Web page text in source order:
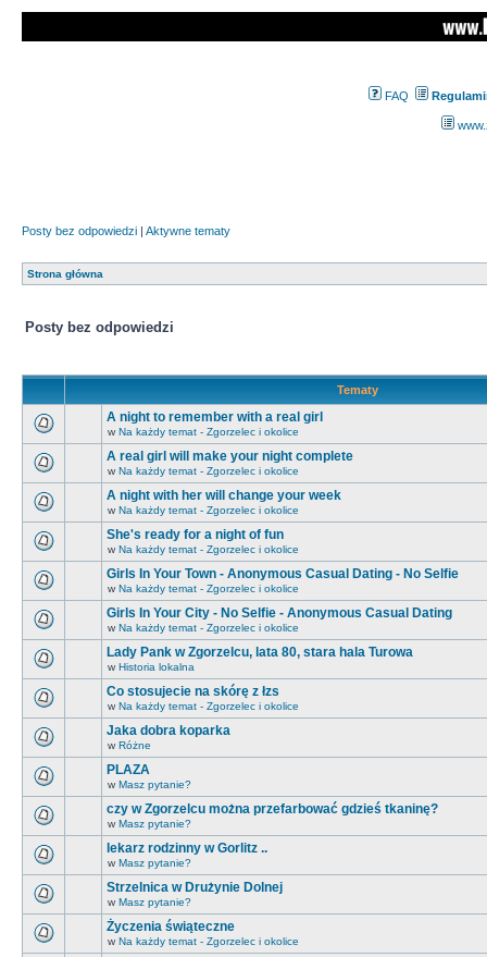
FAQ
Posty bez odpowiedzi | Aktywne tematy
Strona główna
Posty bez odpowiedzi
Tematy
A night to remember with a real girl
w Na każdy temat - Zgorzelec i okolice
A real girl will make your night complete
w Na każdy temat - Zgorzelec i okolice
A night with her will change your week
w Na każdy temat - Zgorzelec i okolice
She's ready for a night of fun
w Na każdy temat - Zgorzelec i okolice
Girls In Your Town - Anonymous Casual Dating - No Selfie
w Na każdy temat - Zgorzelec i okolice
Girls In Your City - No Selfie - Anonymous Casual Dating
w Na każdy temat - Zgorzelec i okolice
Lady Pank w Zgorzelcu, lata 80, stara hala Turowa
w Historia lokalna
Co stosujecie na skórę z łzs
w Na każdy temat - Zgorzelec i okolice
Jaka dobra koparka
w Różne
PLAZA
w Masz pytanie?
czy w Zgorzelcu można przefarbować gdzieś tkaninę?
w Masz pytanie?
lekarz rodzinny w Gorlitz ..
w Masz pytanie?
Strzelnica w Drużynie Dolnej
w Masz pytanie?
Życzenia świąteczne
w Na każdy temat - Zgorzelec i okolice